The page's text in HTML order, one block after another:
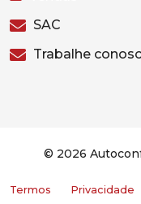
SAC
Trabalhe
© 2026
Termos Privacidade